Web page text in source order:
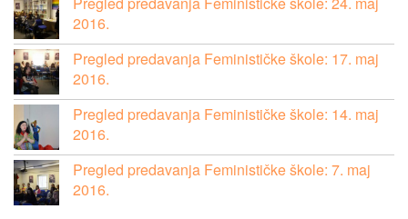
2016.
Pregled predavanja Feminističke škole: 17. maj
2016.
Pregled predavanja Feminističke škole: 14. maj
2016.
Pregled predavanja Feminističke škole: 7. maj
2016.